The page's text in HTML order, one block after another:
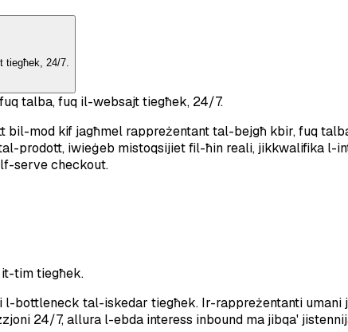
tiegħek, 24/7.
talba, fuq il-websajt tiegħek, 24/7.
bil-mod kif jagħmel rappreżentant tal-bejgħ kbir, fuq
prodott, iwieġeb mistoqsijiet fil-ħin reali, jikkwalifika l-
serve checkout.
tim tiegħek.
bottleneck tal-iskedar tiegħek. Ir-rappreżentanti umani
24/7, allura l-ebda interess inbound ma jibqa'